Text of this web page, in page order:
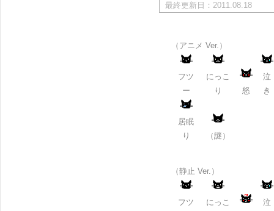
最終更新日：2011.08.18
（アニメ Ver.）
フツ
ー
にっこ
り
怒
泣
き
居眠
り
（謎）
（静止 Ver.）
フツ にっこ 泣